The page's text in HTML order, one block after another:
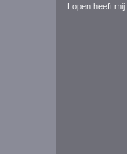
Lopen heeft mij